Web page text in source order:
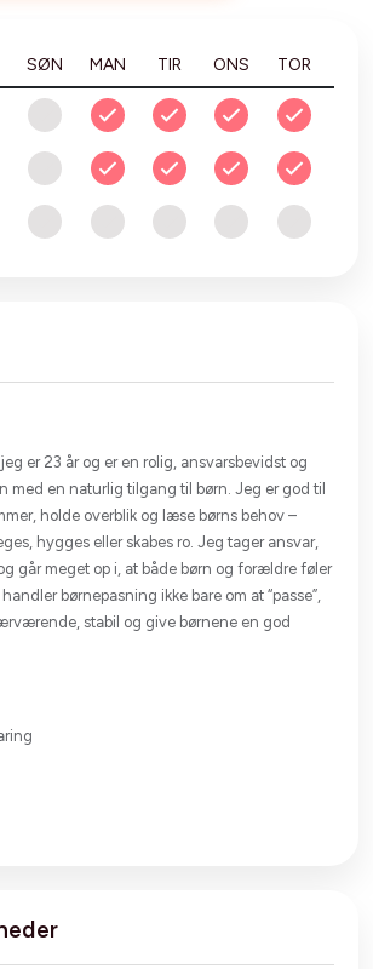
SØN MAN TIR ONS TOR
er 23 år og er en rolig, ansvarsbevidst og
med en naturlig tilgang til børn. Jeg er god til
holde overblik og læse børns behov –
hygges eller skabes ro. Jeg tager ansvar,
går meget op i, at både børn og forældre føler
børnepasning ikke bare om at “passe”,
stabil og give børnene en god